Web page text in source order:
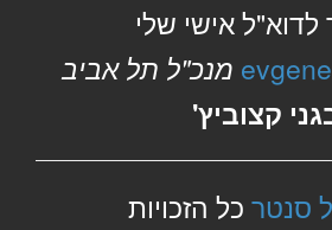
אישי שלי
מנכ"ל תל אביב
קצוביץ'
סנטר כל הזכויות